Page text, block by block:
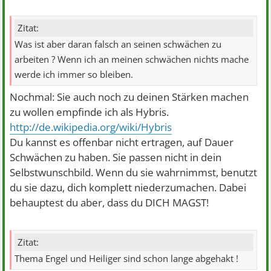
Zitat:
Was ist aber daran falsch an seinen schwächen zu
arbeiten ? Wenn ich an meinen schwächen nichts mache
werde ich immer so bleiben.
Nochmal: Sie auch noch zu deinen Stärken machen
zu wollen empfinde ich als Hybris.
http://de.wikipedia.org/wiki/Hybris
Du kannst es offenbar nicht ertragen, auf Dauer
Schwächen zu haben. Sie passen nicht in dein
Selbstwunschbild. Wenn du sie wahrnimmst, benutzt
du sie dazu, dich komplett niederzumachen. Dabei
behauptest du aber, dass du DICH MAGST!
Zitat:
Thema Engel und Heiliger sind schon lange abgehakt !